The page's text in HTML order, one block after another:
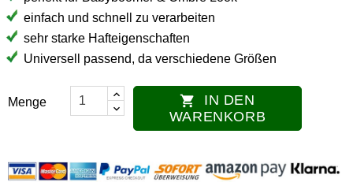
einfach und schnell zu verarbeiten
sehr starke Hafteigenschaften
Universell passend, da verschiedene Größen
Menge 
WARENKORB